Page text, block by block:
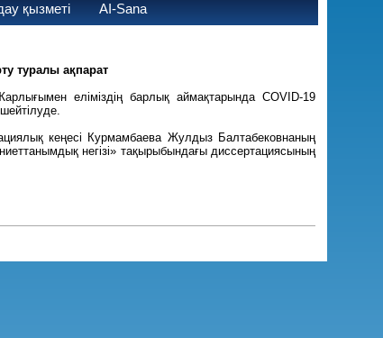
қызметі AI-Sana
туралы ақпарат
еліміздің барлық аймақтарында COVID-19
кеңесі Курмамбаева Жулдыз Балтабековнаның
негізі» тақырыбындағы диссертациясының